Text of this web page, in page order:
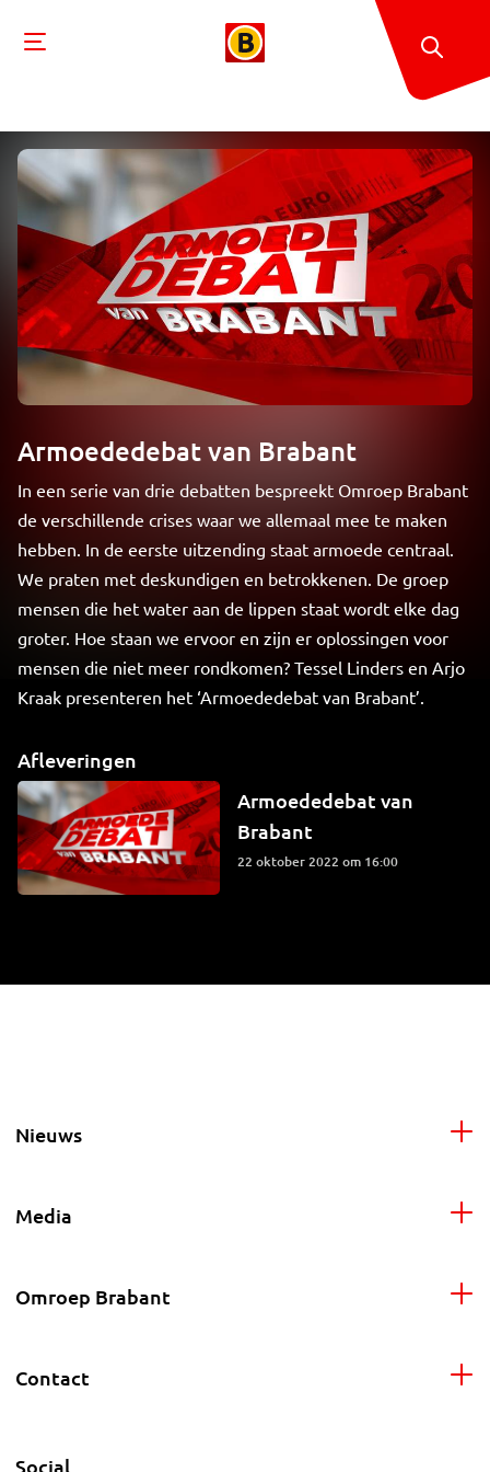
Armoededebat van Brabant
In een serie van drie debatten bespreekt Omroep Brabant
de verschillende crises waar we allemaal mee te maken
hebben. In de eerste uitzending staat armoede centraal.
We praten met deskundigen en betrokkenen. De groep
mensen die het water aan de lippen staat wordt elke dag
groter. Hoe staan we ervoor en zijn er oplossingen voor
mensen die niet meer rondkomen? Tessel Linders en Arjo
Kraak presenteren het ‘Armoededebat van Brabant’.
Afleveringen
Armoededebat van
Brabant
22 oktober 2022 om 16:00
Nieuws
Media
Omroep Brabant
Contact
Social